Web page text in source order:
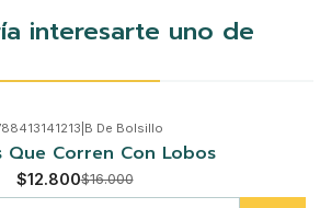
interesarte uno de
B De Bolsillo
Que Corren Con Lobos
$12.800$16.000